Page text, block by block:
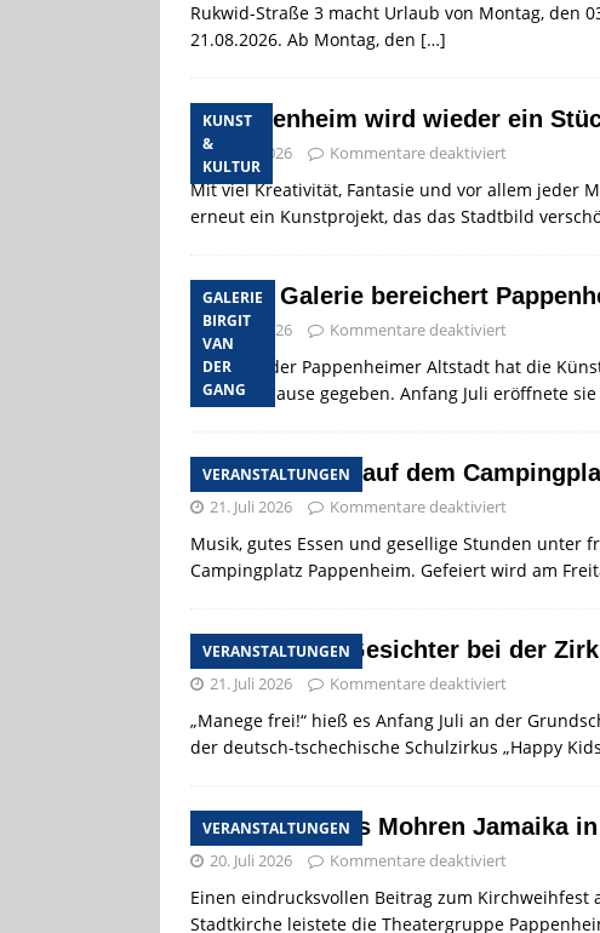
Rukwid-Straße 3 macht Urlaub von Montag, den
21.08.2026. Ab Montag, den […]
KUNST
&
KULTUR
Pappenheim wird wieder ein
22. Juli 2026 Kommentare deaktiviert
Mit viel Kreativität, Fantasie und vor allem jeder
erneut ein Kunstprojekt, das das Stadtbild
GALERIE
BIRGIT
VAN
DER
GANG
Neue Galerie bereichert
21. Juli 2026 Kommentare deaktiviert
Mitten in der Pappenheimer Altstadt hat die
neues Zuhause gegeben. Anfang Juli eröffnete
VERANSTALTUNGEN
Sommerfest auf dem
21. Juli 2026 Kommentare deaktiviert
Musik, gutes Essen und gesellige Stunden unter
Campingplatz Pappenheim. Gefeiert wird am
VERANSTALTUNGEN
Strahlende Gesichter bei der
21. Juli 2026 Kommentare deaktiviert
„Manege frei!“ hieß es Anfang Juli an der
der deutsch-tschechische Schulzirkus „Happy
VERANSTALTUNGEN
Die Taufe des Mohren Jamaika
20. Juli 2026 Kommentare deaktiviert
Einen eindrucksvollen Beitrag zum
Stadtkirche leistete die Theatergruppe